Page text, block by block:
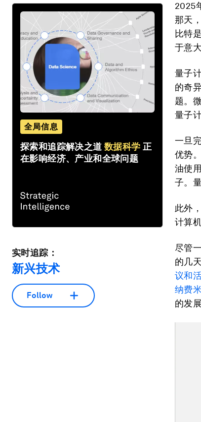
全局信息
探索和追踪解决之道 数据科学 正
在影响经济、产业和全球问题
实时追踪：
新兴技术
Follow
2025
那天
比特
于意
量子
的奇
题。
量子
一旦
优势
油使
子。
此外
计算
尽管
的几
议和
纳费
的发